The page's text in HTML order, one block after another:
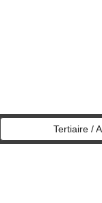
Tertiaire /